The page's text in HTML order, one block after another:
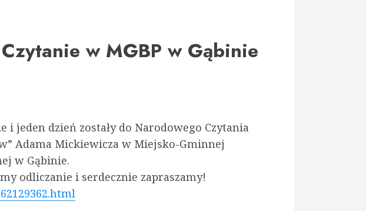
w MGBP w Gąbinie
i jeden dzień zostały do Narodowego Czytania
Adama Mickiewicza w Miejsko-Gminnej
w Gąbinie.
odliczanie i serdecznie zapraszamy!